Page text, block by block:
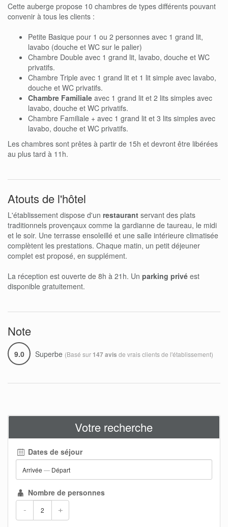
Cette auberge propose 10 chambres de types différents pouvant
convenir à tous les clients :
Petite Basique pour 1 ou 2 personnes avec 1 grand lit,
lavabo (douche et WC sur le palier)
Chambre Double avec 1 grand lit, lavabo, douche et WC
privatifs.
Chambre Triple avec 1 grand lit et 1 lit simple avec lavabo,
douche et WC privatifs.
Chambre Familiale avec 1 grand lit et 2 lits simples avec
lavabo, douche et WC privatifs.
Chambre Familiale + avec 1 grand lit et 3 lits simples avec
lavabo, douche et WC privatifs.
Les chambres sont prêtes à partir de 15h et devront être libérées
au plus tard à 11h.
Atouts de l'hôtel
L'établissement dispose d'un restaurant servant des plats
traditionnels provençaux comme la gardianne de taureau, le midi
et le soir. Une terrasse ensoleillé et une salle intérieure climatisée
complètent les prestations. Chaque matin, un petit déjeuner
complet est proposé, en supplément.
La réception est ouverte de 8h à 21h. Un parking privé est
disponible gratuitement.
Note
9.0 Superbe (Basé sur 147 avis de vrais clients de l'établissement)
Votre recherche
Dates de séjour
Arrivée — Départ
Nombre de personnes
- +